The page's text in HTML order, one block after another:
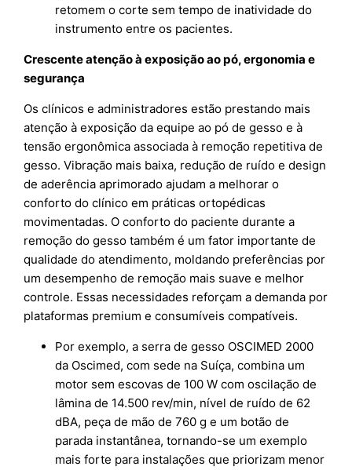
retomem o corte sem tempo de inatividade do
instrumento entre os pacientes.
Crescente atenção à exposição ao pó, ergonomia e
segurança
Os clínicos e administradores estão prestando mais
atenção à exposição da equipe ao pó de gesso e à
tensão ergonômica associada à remoção repetitiva de
gesso. Vibração mais baixa, redução de ruído e design
de aderência aprimorado ajudam a melhorar o
conforto do clínico em práticas ortopédicas
movimentadas. O conforto do paciente durante a
remoção do gesso também é um fator importante de
qualidade do atendimento, moldando preferências por
um desempenho de remoção mais suave e melhor
controle. Essas necessidades reforçam a demanda por
plataformas premium e consumíveis compatíveis.
Por exemplo, a serra de gesso OSCIMED 2000
da Oscimed, com sede na Suíça, combina um
motor sem escovas de 100 W com oscilação de
lâmina de 14.500 rev/min, nível de ruído de 62
dBA, peça de mão de 760 g e um botão de
parada instantânea, tornando-se um exemplo
mais forte para instalações que priorizam menor